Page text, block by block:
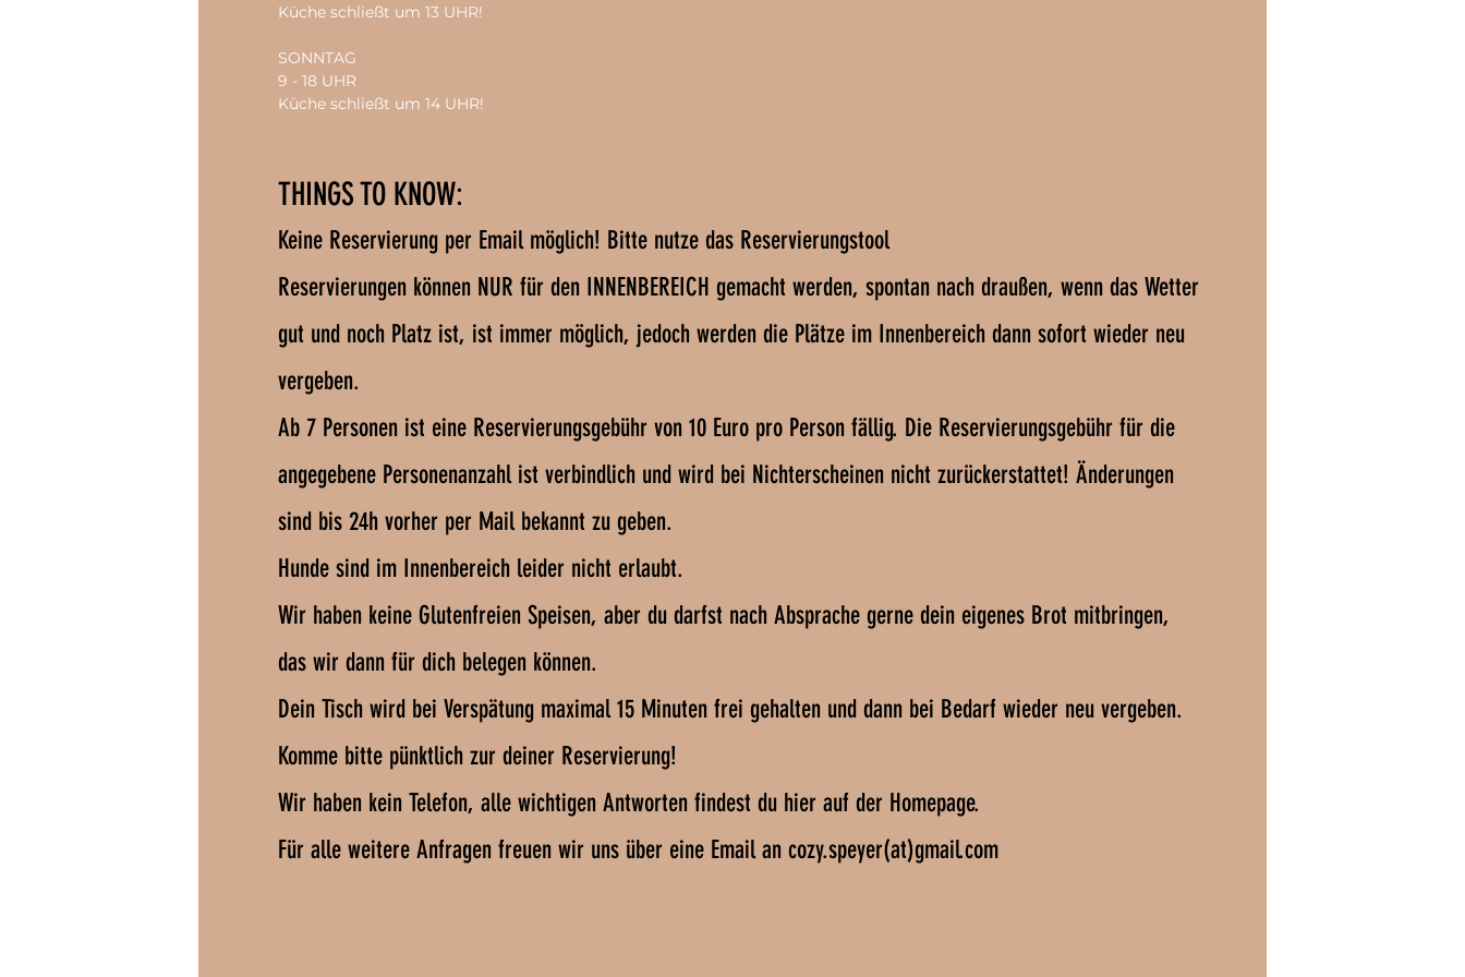
THINGS TO KNOW:
Keine Reservierung per Email möglich! Bitte nutze das Reservierungstool
Reservierungen können NUR für den INNENBEREICH gemacht werden, spontan nach draußen, wenn das Wetter
gut und noch Platz ist, ist immer möglich, jedoch werden die Plätze im Innenbereich dann sofort wieder neu
vergeben.
Ab 7 Personen ist eine Reservierungsgebühr von 10 Euro pro Person fällig. Die Reservierungsgebühr für die
angegebene Personenanzahl ist verbindlich und wird bei Nichterscheinen nicht zurückerstattet! Änderungen
sind bis 24h vorher per Mail bekannt zu geben.
Hunde sind im Innenbereich leider nicht erlaubt.
Wir haben keine Glutenfreien Speisen, aber du darfst nach Absprache gerne dein eigenes Brot mitbringen,
das wir dann für dich belegen können.
Dein Tisch wird bei Verspätung maximal 15 Minuten frei gehalten und dann bei Bedarf wieder neu vergeben.
Komme bitte pünktlich zur deiner Reservierung!
Wir haben kein Telefon, alle wichtigen Antworten findest du hier auf der Homepage.
Für alle weitere Anfragen freuen wir uns über eine Email an cozy.speyer(at)gmail.com
Küche schließt um 13 UHR!
SONNTAG
9 - 18 UHR
Küche schließt um 14 UHR!